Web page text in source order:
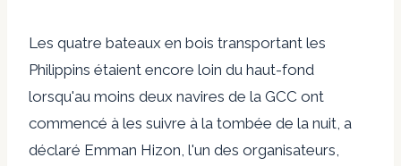
Les quatre bateaux en bois transportant les
Philippins étaient encore loin du haut-fond
lorsqu'au moins deux navires de la GCC ont
commencé à les suivre à la tombée de la nuit, a
déclaré Emman Hizon, l'un des organisateurs,